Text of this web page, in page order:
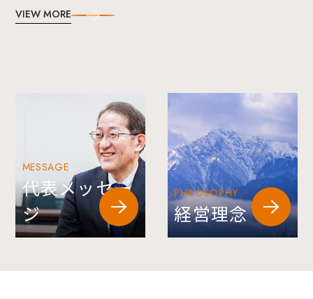
VIEW MORE
MESSAGE
代表メッセー
ジ
PHILOSOPHY
経営理念